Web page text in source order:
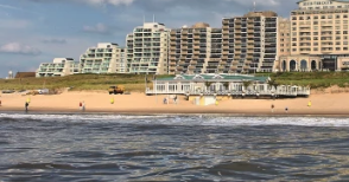
50 - 100 personen
100 - 250 personen
250 - 500 personen
500+ personen
Bijzondere locaties